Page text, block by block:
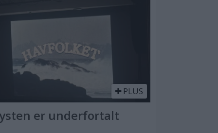
PLUS
er underfortalt